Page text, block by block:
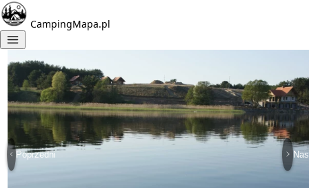
CampingMapa.pl
Poprzedni